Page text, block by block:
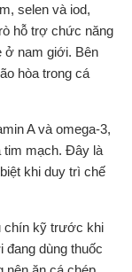
selen và iod,
hỗ trợ chức năng
ở nam giới. Bên
hòa trong cá
A và omega-3,
tim mạch. Đây là
khi duy trì chế
chín kỹ trước khi
dùng thuốc